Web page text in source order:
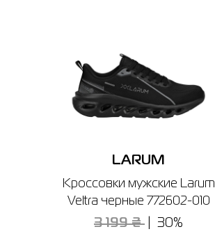
LARUM
Кроссовки мужские Larum
Veltra черные 772602-010
3 199 ₴ 30%